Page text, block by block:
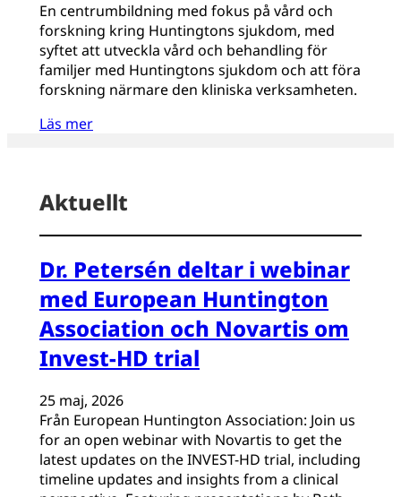
En centrumbildning med fokus på vård och
forskning kring Huntingtons sjukdom, med
syftet att utveckla vård och behandling för
familjer med Huntingtons sjukdom och att föra
forskning närmare den kliniska verksamheten.
Läs mer
Aktuellt
Dr. Petersén deltar i webinar
med European Huntington
Association och Novartis om
Invest-HD trial
25 maj, 2026
Från European Huntington Association: Join us
for an open webinar with Novartis to get the
latest updates on the INVEST-HD trial, including
timeline updates and insights from a clinical